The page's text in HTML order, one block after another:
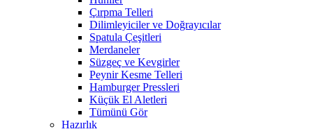
Çırpma Telleri
Dilimleyiciler ve Doğrayıcılar
Spatula Çeşitleri
Merdaneler
Süzgeç ve Kevgirler
Peynir Kesme Telleri
Hamburger Pressleri
Küçük El Aletleri
Tümünü Gör
Hazırlık